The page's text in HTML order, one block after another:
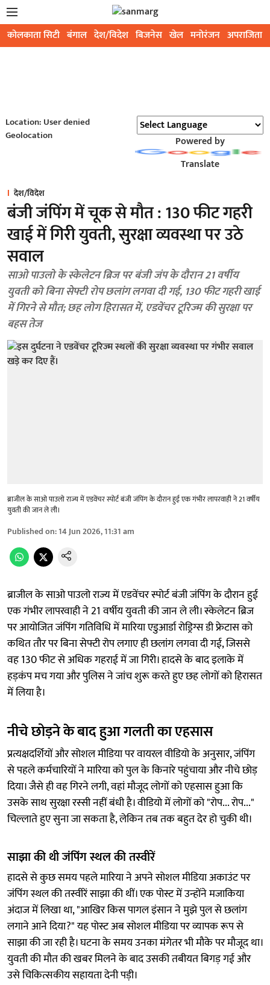
कोलकाता सिटी बंगाल देश/विदेश बिजनेस खेल मनोरंजन अपराजिता
Location: User denied
Geolocation
Powered by
Translate
देश/विदेश
बंजी जंपिंग में चूक से मौत : 130 फीट गहरी
खाई में गिरी युवती, सुरक्षा व्यवस्था पर उठे
सवाल
साओ पाउलो के स्केलेटन ब्रिज पर बंजी जंप के दौरान 21 वर्षीय
युवती को बिना सेफ्टी रोप छलांग लगवा दी गई, 130 फीट गहरी खाई
में गिरने से मौत; छह लोग हिरासत में, एडवेंचर टूरिज्म की सुरक्षा पर
बहस तेज
ब्राजील के साओ पाउलो राज्य में एडवेंचर स्पोर्ट बंजी जंपिंग के दौरान हुई एक गंभीर लापरवाही ने 21 वर्षीय
युवती की जान ले ली।
Published on:14 Jun 2026, 11:31 am
ब्राजील के साओ पाउलो राज्य में एडवेंचर स्पोर्ट बंजी जंपिंग के दौरान हुई
एक गंभीर लापरवाही ने 21 वर्षीय युवती की जान ले ली। स्केलेटन ब्रिज
पर आयोजित जंपिंग गतिविधि में मारिया एडुआर्डा रोड्रिग्स डी फ्रेटास को
कथित तौर पर बिना सेफ्टी रोप लगाए ही छलांग लगवा दी गई, जिससे
वह 130 फीट से अधिक गहराई में जा गिरी। हादसे के बाद इलाके में
हड़कंप मच गया और पुलिस ने जांच शुरू करते हुए छह लोगों को हिरासत
में लिया है।
नीचे छोड़ने के बाद हुआ गलती का एहसास
प्रत्यक्षदर्शियों और सोशल मीडिया पर वायरल वीडियो के अनुसार, जंपिंग
से पहले कर्मचारियों ने मारिया को पुल के किनारे पहुंचाया और नीचे छोड़
दिया। जैसे ही वह गिरने लगी, वहां मौजूद लोगों को एहसास हुआ कि
उसके साथ सुरक्षा रस्सी नहीं बंधी है। वीडियो में लोगों को "रोप... रोप..."
चिल्लाते हुए सुना जा सकता है, लेकिन तब तक बहुत देर हो चुकी थी।
साझा की थी जंपिंग स्थल की तस्वीरें
हादसे से कुछ समय पहले मारिया ने अपने सोशल मीडिया अकाउंट पर
जंपिंग स्थल की तस्वीरें साझा की थीं। एक पोस्ट में उन्होंने मजाकिया
अंदाज में लिखा था, "आखिर किस पागल इंसान ने मुझे पुल से छलांग
लगाने आने दिया?" यह पोस्ट अब सोशल मीडिया पर व्यापक रूप से
साझा की जा रही है। घटना के समय उनका मंगेतर भी मौके पर मौजूद था।
युवती की मौत की खबर मिलने के बाद उसकी तबीयत बिगड़ गई और
उसे चिकित्सकीय सहायता देनी पड़ी।